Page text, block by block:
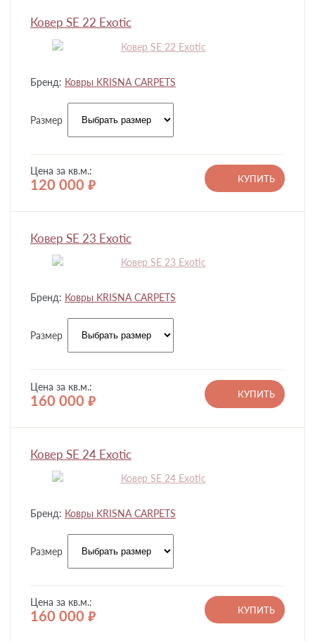
Ковер SE 22 Exotic
Бренд: Ковры KRISNA CARPETS
Размер
Цена за кв.м.:
120 000 руб.
КУПИТЬ
Ковер SE 23 Exotic
Бренд: Ковры KRISNA CARPETS
Размер
Цена за кв.м.:
160 000 руб.
КУПИТЬ
Ковер SE 24 Exotic
Бренд: Ковры KRISNA CARPETS
Размер
Цена за кв.м.:
160 000 руб.
КУПИТЬ